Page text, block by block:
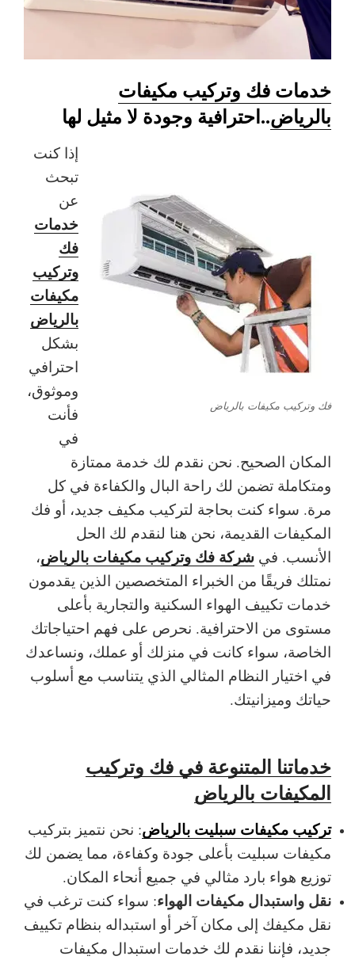
خدمات فك وتركيب مكيفات
بالرياض..احترافية وجودة لا مثيل لها
فك وتركيب مكيفات بالرياض
إذا كنت
تبحث
عن
خدمات
فك
وتركيب
مكيفات
بالرياض
بشكل
احترافي
وموثوق،
فأنت
في
المكان الصحيح. نحن نقدم لك خدمة ممتازة
ومتكاملة تضمن لك راحة البال والكفاءة في كل
مرة. سواء كنت بحاجة لتركيب مكيف جديد، أو فك
المكيفات القديمة، نحن هنا لنقدم لك الحل
الأنسب. في شركة فك وتركيب مكيفات بالرياض،
نمتلك فريقًا من الخبراء المتخصصين الذين يقدمون
خدمات تكييف الهواء السكنية والتجارية بأعلى
مستوى من الاحترافية. نحرص على فهم احتياجاتك
الخاصة، سواء كانت في منزلك أو عملك، ونساعدك
في اختيار النظام المثالي الذي يتناسب مع أسلوب
حياتك وميزانيتك.
خدماتنا المتنوعة في فك وتركيب
المكيفات بالرياض
تركيب مكيفات سبليت بالرياض: نحن نتميز بتركيب
مكيفات سبليت بأعلى جودة وكفاءة، مما يضمن لك
توزيع هواء بارد مثالي في جميع أنحاء المكان.
نقل واستبدال مكيفات الهواء: سواء كنت ترغب في
نقل مكيفك إلى مكان آخر أو استبداله بنظام تكييف
جديد، فإننا نقدم لك خدمات استبدال مكيفات